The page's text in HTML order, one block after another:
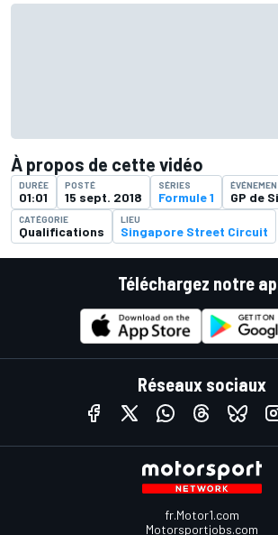
À propos de cette vidéo
DURÉE
01:01
POSTÉ
15 sept. 2018
SÉRIES
Formule 1 GP de
CATÉGORIE
Qualifications
LIEU
Singapore Street Circuit
Téléchargez notre
Réseaux sociaux
fr.Motor1.com
Motorsportjobs.com